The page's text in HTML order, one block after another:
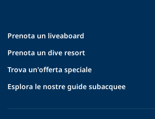
Prenota un liveaboard
Prenota un dive resort
Trova un'offerta speciale
Esplora le nostre guide subacquee